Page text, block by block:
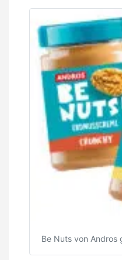
Be Nuts von Andros